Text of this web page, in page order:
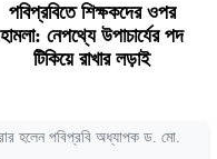
পবিপ্রবিতে শিক্ষকদের ওপর
হামলা: নেপথ্যে উপাচার্যের পদ
টিকিয়ে রাখার লড়াই
হলেন পবিপ্রবি অধ্যাপক ড. মো.